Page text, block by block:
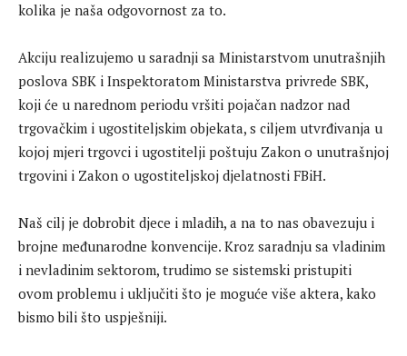
kolika je naša odgovornost za to.
Akciju realizujemo u saradnji sa Ministarstvom unutrašnjih
poslova SBK i Inspektoratom Ministarstva privrede SBK,
koji će u narednom periodu vršiti pojačan nadzor nad
trgovačkim i ugostiteljskim objekata, s ciljem utvrđivanja u
kojoj mjeri trgovci i ugostitelji poštuju Zakon o unutrašnjoj
trgovini i Zakon o ugostiteljskoj djelatnosti FBiH.
Naš cilj je dobrobit djece i mladih, a na to nas obavezuju i
brojne međunarodne konvencije. Kroz saradnju sa vladinim
i nevladinim sektorom, trudimo se sistemski pristupiti
ovom problemu i uključiti što je moguće više aktera, kako
bismo bili što uspješniji.